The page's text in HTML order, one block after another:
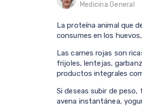
Medicina General
La proteína animal que
consumes en los
Las carnes rojas son
frijoles, lentejas,
productos integrales
Si deseas subir de
avena instantánea,